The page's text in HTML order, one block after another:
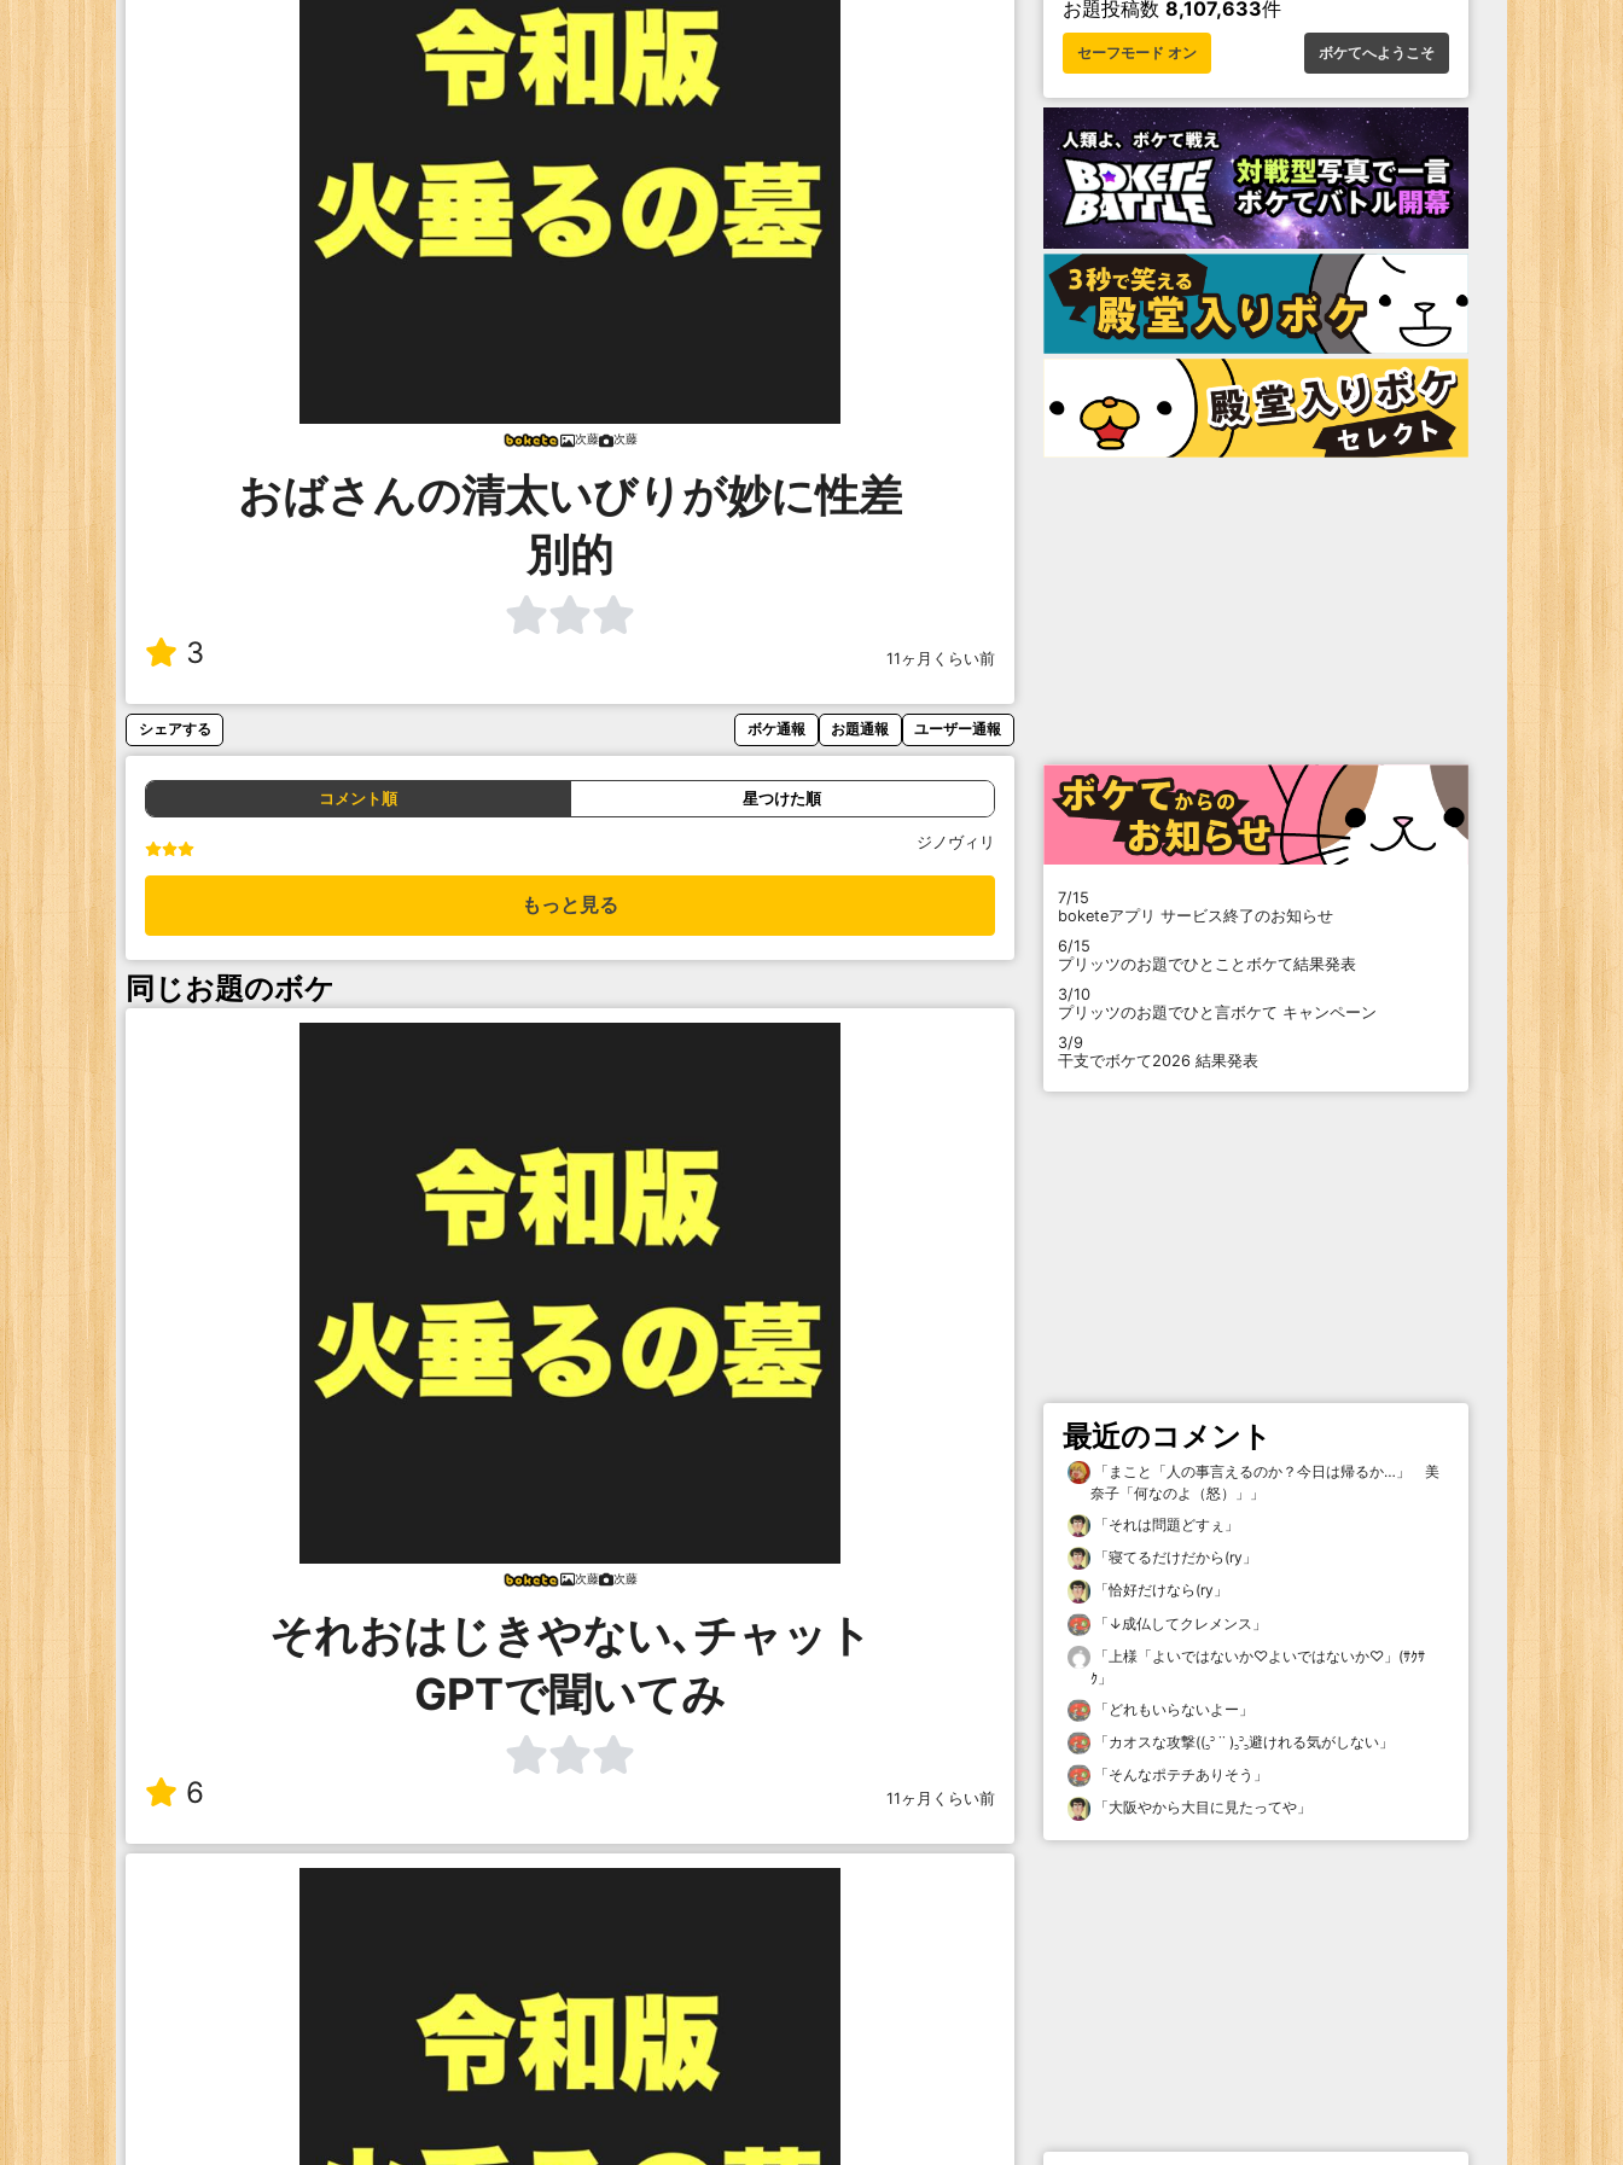
次藤 次藤
おばさんの清太いびりが妙に性差
別的
3 11ヶ月くらい前
シェアする ボケ通報 お題通報 ユーザー通報
コメント順 星つけた順
ジノヴィリ
もっと見る
同じお題のボケ
次藤 次藤
それおはじきやない､チャット
GPTで聞いてみ
6 11ヶ月くらい前
お題投稿数 8,107,633件
セーフモード オン ボケてへようこそ
7/15
boketeアプリ サービス終了のお知らせ
6/15
プリッツのお題でひとことボケて結果発表
3/10
プリッツのお題でひと言ボケて キャンペーン
3/9
干支でボケて2026 結果発表
最近のコメント
「 まこと「人の事言えるのか？今日は帰るか…」 美
奈子「何なのよ（怒）」
」
「それは問題どすぇ 」
「寝てるだけだから(ry 」
「恰好だけなら(ry 」
「 ↓成仏してクレメンス 」
「 上様「よいではないか♡よいではないか♡」(ｻｸｻ
ｸ 」
「 どれもいらないよー 」
「カオスな攻撃((꜆꜄ ˙˙ )꜆꜄꜆避けれる気がしない 」
「そんなポテチありそう 」
「大阪やから大目に見たってや 」